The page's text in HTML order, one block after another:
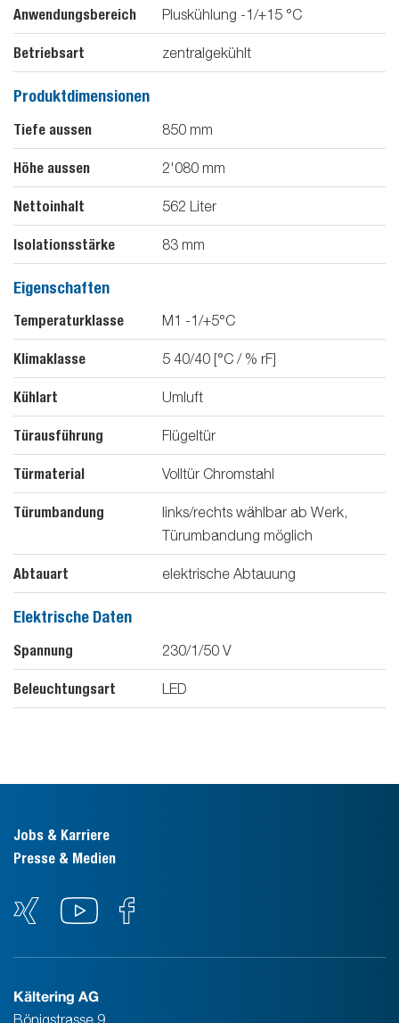
Anwendungsbereich Pluskühlung -1/+15 °C
Betriebsart zentralgekühlt
Produktdimensionen
Tiefe aussen 850 mm
Höhe aussen 2'080 mm
Nettoinhalt 562 Liter
Isolationsstärke 83 mm
Eigenschaften
Temperaturklasse M1 -1/+5°C
Klimaklasse 5 40/40 [°C / % rF]
Kühlart Umluft
Türausführung Flügeltür
Türmaterial Volltür Chromstahl
Türumbandung
links/rechts wählbar ab Werk,
Türumbandung möglich
Abtauart elektrische Abtauung
Elektrische Daten
Spannung 230/1/50 V
Beleuchtungsart LED
Jobs & Karriere
Presse & Medien
Kältering AG
Bönigstrasse 9